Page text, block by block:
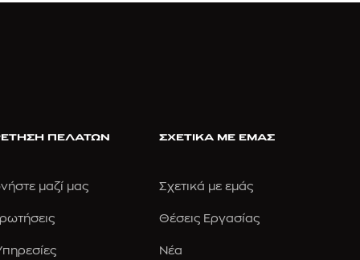
ΠΕΛΑΤΩΝ
μαζί μας
ΣΧΕΤΙΚΑ ΜΕ ΕΜΑΣ
Σχετικά με εμάς
Θέσεις Εργασίας
Νέα